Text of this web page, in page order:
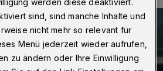
sind, sind manche Inhalte und
nicht mehr so relevant für
Menü jederzeit wieder aufrufen,
zu ändern oder Ihre Einwilligung